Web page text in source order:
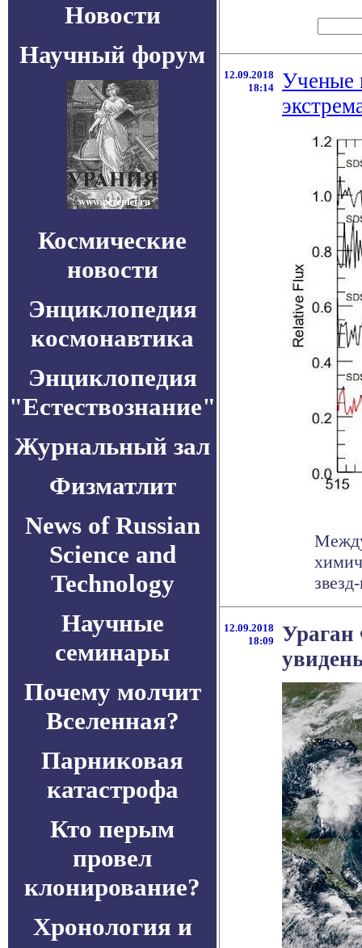
Новости
Научный форум
Космические
новости
Энциклопедия
космонавтика
Энциклопедия
"Естествознание"
Журнальный зал
Физматлит
News of Russian
Science and
Technology
Научные
семинары
Почему молчит
Вселенная?
Парниковая
катастрофа
Кто перым
провел
клонирование?
Хронология и
12.09.2018
18:14
Ученые
12.09.2018
18:09
Ураган